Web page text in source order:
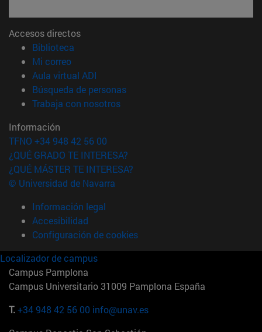
Accesos directos
Biblioteca
Mi correo(abre en nueva ventana)
Aula virtual ADI
Búsqueda de personas(abre en nueva ventana)
Trabaja con nosotros(abre en nueva ventana)
Información
TFNO +34 948 42 56 00
¿QUÉ GRADO TE INTERESA?
¿QUÉ MÁSTER TE INTERESA?
© Universidad de Navarra
Información legal
Accesibilidad
Configuración de cookies
Localizador de campus
Campus Pamplona
Campus Universitario 31009 Pamplona España
T.+34 948 42 56 00 info@unav.es